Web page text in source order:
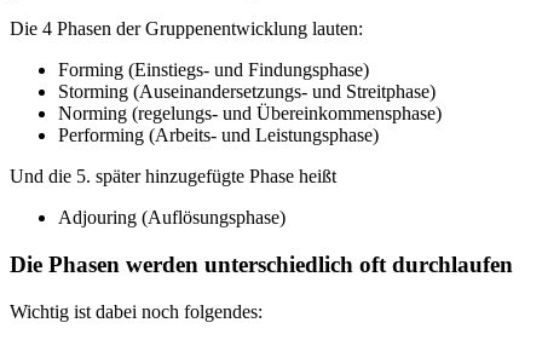
Die 4 Phasen der Gruppenentwicklung lauten:
Forming (Einstiegs- und Findungsphase)
Storming (Auseinandersetzungs- und Streitphase)
Norming (regelungs- und Übereinkommensphase)
Performing (Arbeits- und Leistungsphase)
Und die 5. später hinzugefügte Phase heißt
Adjouring (Auflösungsphase)
Die Phasen werden unterschiedlich oft durchlaufen
Wichtig ist dabei noch folgendes: